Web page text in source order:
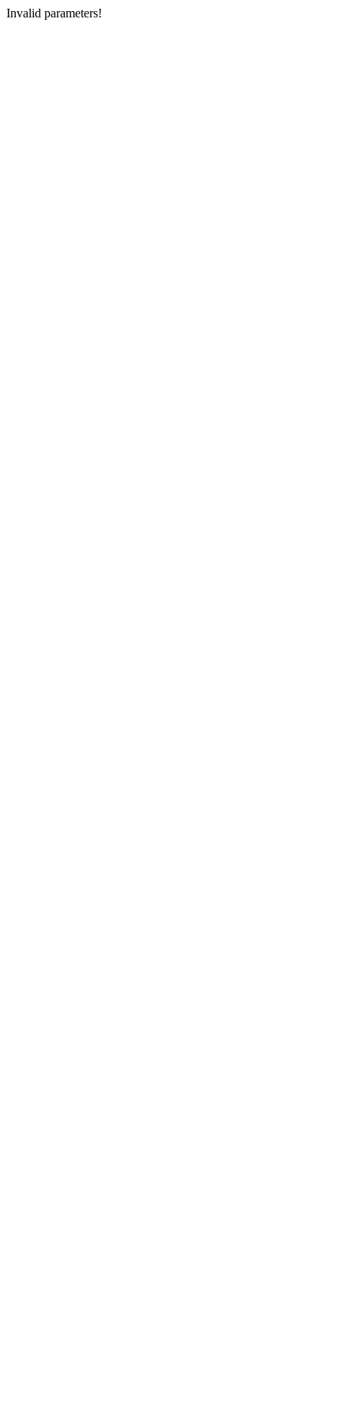
Invalid parameters!